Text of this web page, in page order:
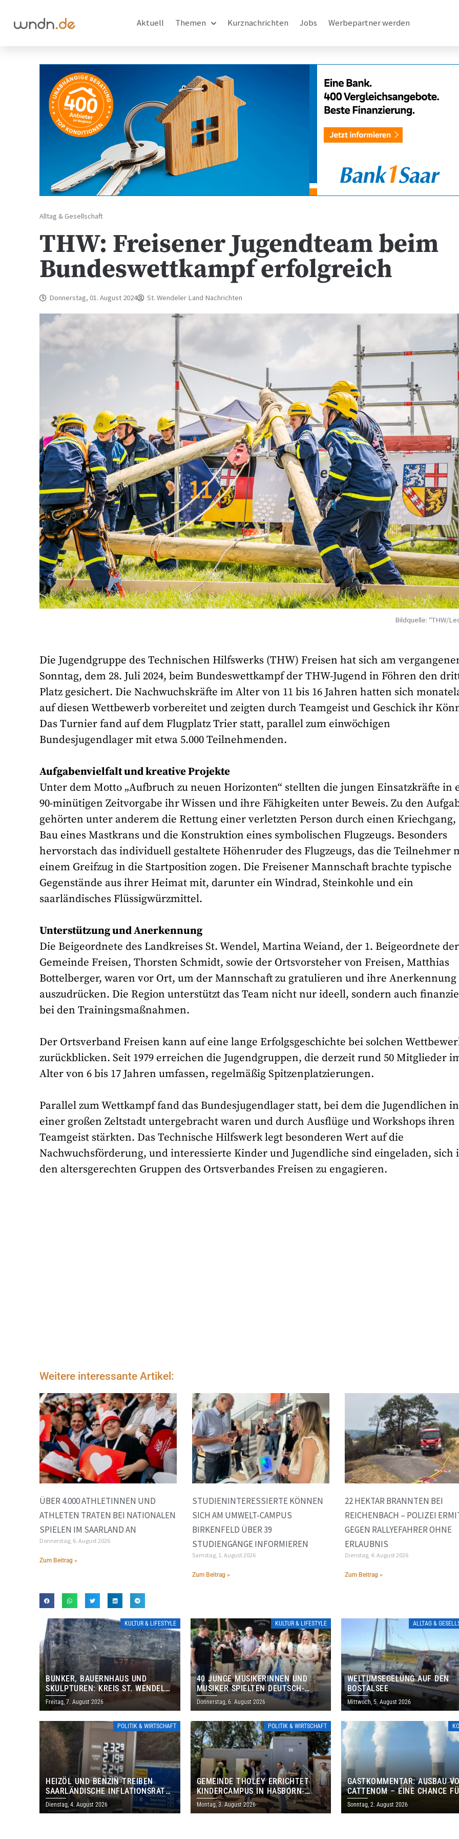
Aktuell Themen Kurznachrichten Jobs Werbepartner werden
Alltag & Gesellschaft
THW: Freisener Jugendteam beim
Bundeswettkampf erfolgreich
Donnerstag, 01. August 2024 St. Wendeler Land Nachrichten
Bildquelle: "THW/
Die Jugendgruppe des Technischen Hilfswerks (THW) Freisen hat sich am
Sonntag, dem 28. Juli 2024, beim Bundeswettkampf der THW-Jugend in Föhren den
Platz gesichert. Die Nachwuchskräfte im Alter von 11 bis 16 Jahren hatten sich
auf diesen Wettbewerb vorbereitet und zeigten durch Teamgeist und Geschick ihr
Das Turnier fand auf dem Flugplatz Trier statt, parallel zum einwöchigen
Bundesjugendlager mit etwa 5.000 Teilnehmenden.
Aufgabenvielfalt und kreative Projekte
Unter dem Motto „Aufbruch zu neuen Horizonten“ stellten die jungen Einsatzkräfte in
90-minütigen Zeitvorgabe ihr Wissen und ihre Fähigkeiten unter Beweis. Zu den
gehörten unter anderem die Rettung einer verletzten Person durch einen Kriechgang,
Bau eines Mastkrans und die Konstruktion eines symbolischen Flugzeugs. Besonders
hervorstach das individuell gestaltete Höhenruder des Flugzeugs, das die Teilnehmer
einem Greifzug in die Startposition zogen. Die Freisener Mannschaft brachte typische
Gegenstände aus ihrer Heimat mit, darunter ein Windrad, Steinkohle und ein
saarländisches Flüssigwürzmittel.
Unterstützung und Anerkennung
Die Beigeordnete des Landkreises St. Wendel, Martina Weiand, der 1. Beigeordnete der
Gemeinde Freisen, Thorsten Schmidt, sowie der Ortsvorsteher von Freisen, Matthias
Bottelberger, waren vor Ort, um der Mannschaft zu gratulieren und ihre Anerkennung
auszudrücken. Die Region unterstützt das Team nicht nur ideell, sondern auch
bei den Trainingsmaßnahmen.
Der Ortsverband Freisen kann auf eine lange Erfolgsgeschichte bei solchen
zurückblicken. Seit 1979 erreichen die Jugendgruppen, die derzeit rund 50 Mitglieder
Alter von 6 bis 17 Jahren umfassen, regelmäßig Spitzenplatzierungen.
Parallel zum Wettkampf fand das Bundesjugendlager statt, bei dem die Jugendlichen in
einer großen Zeltstadt untergebracht waren und durch Ausflüge und Workshops ihren
Teamgeist stärkten. Das Technische Hilfswerk legt besonderen Wert auf die
Nachwuchsförderung, und interessierte Kinder und Jugendliche sind eingeladen, sich
den altersgerechten Gruppen des Ortsverbandes Freisen zu engagieren.
Weitere interessante Artikel:
ÜBER 4.000 ATHLETINNEN UND
ATHLETEN TRATEN BEI NATIONALEN
SPIELEN IM SAARLAND AN
Donnerstag, 6. August 2026
Zum Beitrag »
STUDIENINTERESSIERTE KÖNNEN
SICH AM UMWELT-CAMPUS
BIRKENFELD ÜBER 39
STUDIENGÄNGE INFORMIEREN
Samstag, 1. August 2026
Zum Beitrag »
22 HEKTAR BRANNTEN BEI
REICHENBACH – POLIZEI
GEGEN RALLYEFAHRER OHNE
ERLAUBNIS
Dienstag, 4. August 2026
Zum Beitrag »
KULTUR & LIFESTYLE
BUNKER, BAUERNHAUS UND
SKULPTUREN: KREIS ST. WENDEL
LÄDT ZUM TAG DES OFFENEN
DENKMALS EIN
Freitag, 7. August 2026
KULTUR & LIFESTYLE
40 JUNGE MUSIKERINNEN UND
MUSIKER SPIELTEN DEUTSCH-
BRASILIANISCHES PROGRAMM IN
THOLEY
Donnerstag, 6. August 2026
ALLTAG &
WELTUMSEGELUNG AUF DEN
BOSTALSEE
Mittwoch, 5. August 2026
POLITIK & WIRTSCHAFT
HEIZÖL UND BENZIN TREIBEN
SAARLÄNDISCHE INFLATIONSRATE
IM JULI AUF 3,2 PROZENT
Dienstag, 4. August 2026
POLITIK & WIRTSCHAFT
GEMEINDE THOLEY ERRICHTET
KINDERCAMPUS IN HASBORN-
DAUTWEILER FÜR RUND 8,5 BIS 9
MILLIONEN EURO
Montag, 3. August 2026
GASTKOMMENTAR: AUSBAU
CATTENOM – EINE CHANCE
LOTHRINGEN UND DAS
Sonntag, 2. August 2026